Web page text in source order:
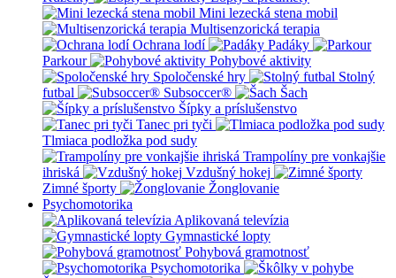
Mini lezecká stena mobil
Multisenzorická terapia
Ochrana lodí
Padáky
Parkour
Pohybové aktivity
Spoločenské hry
Stolný
futbal
Subsoccer®
Šach
Šípky a príslušenstvo
Tanec pri tyči
Tlmiaca podložka pod sudy
Trampolíny pre vonkajšie
ihriská
Vzdušný hokej
Zimné športy
Žonglovanie
Psychomotorika
Aplikovaná televízia
Gymnastické lopty
Pohybová gramotnosť
Psychomotorika